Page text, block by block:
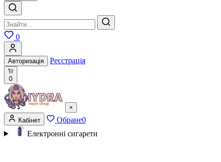
0
Авторизація Реєстрація
0
×
Кабінет
Обране0
Електронні сигарети